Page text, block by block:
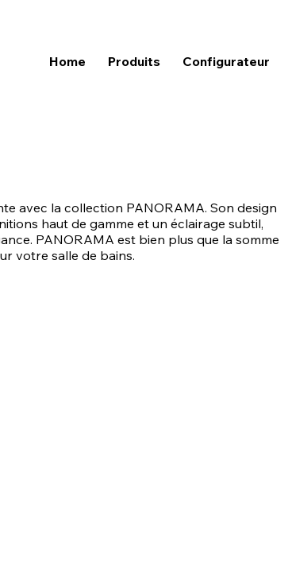
Home Produits Configurateur
avec la collection PANORAMA. Son design
haut de gamme et un éclairage subtil,
PANORAMA est bien plus que la somme
votre salle de bains.